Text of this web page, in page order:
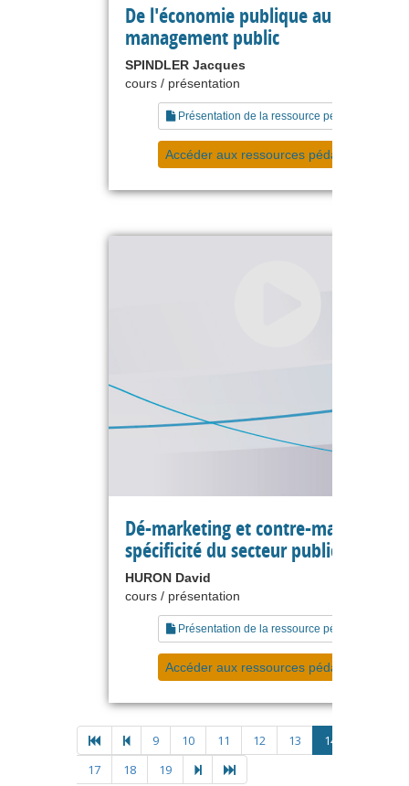
De l'économie publique au
management public
SPINDLER Jacques
cours / présentation
Présentation de la ressource pédagogique
Accéder aux ressources pédagogiques
Dé-marketing et contre-marketing,
spécificité du secteur public
HURON David
cours / présentation
Présentation de la ressource pédagogique
Accéder aux ressources pédagogiques
9 10 11 12 13 14
17
18 19